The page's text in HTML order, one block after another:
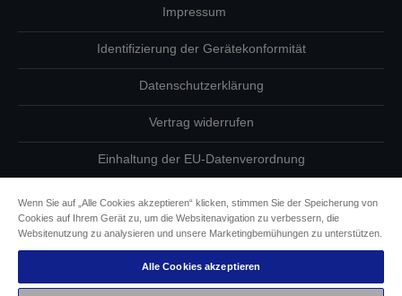
Impressum
Identifizierung der Gerätekonformität
Datenschutzerklärung
Vertrag widerrufen
Einhaltung der EU-Datenverordnung
Informationen zu Cookies
Epson Engagement für Barrierefreiheit
Wenn Sie auf „Alle Cookies akzeptieren“ klicken, stimmen Sie der Speicherung von
Cookies auf Ihrem Gerät zu, um die Websitenavigation zu verbessern, die
Websitenutzung zu analysieren und unsere Marketingbemühungen zu unterstützen.
Alle Cookies akzeptieren